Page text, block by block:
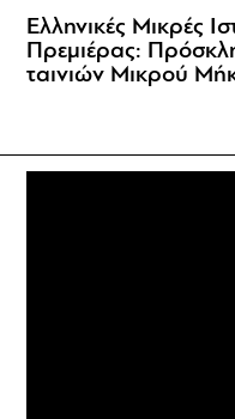
Ελληνικές Μικρές
Πρεμιέρας:
ταινιών Μικρού